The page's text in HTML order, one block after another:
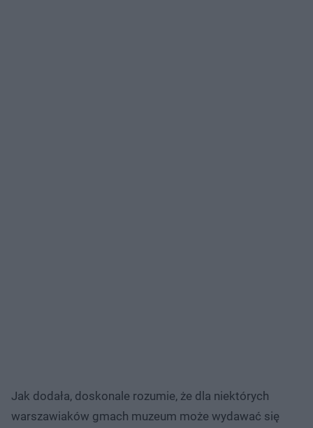
Jak dodała, doskonale rozumie, że dla niektórych
warszawiaków gmach muzeum może wydawać się